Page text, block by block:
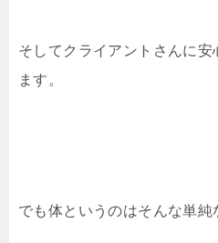
そしてクライアントさんに安
ます。
でも体というのはそんな単純